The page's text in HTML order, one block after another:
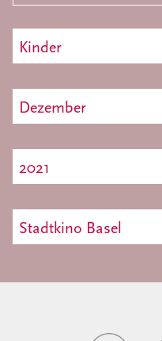
Kinder
Dezember
2021
Stadtkino Basel